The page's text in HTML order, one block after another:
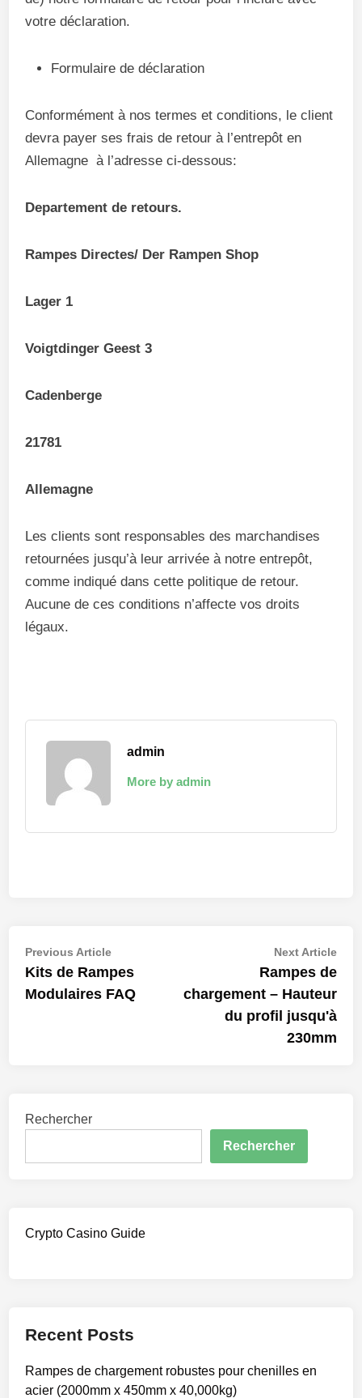
votre déclaration.
Formulaire de déclaration
Conformément à nos termes et conditions, le client
devra payer ses frais de retour à l’entrepôt en
Allemagne à l’adresse ci-dessous:
Departement de retours.
Rampes Directes/ Der Rampen Shop
Lager 1
Voigtdinger Geest 3
Cadenberge
21781
Allemagne
Les clients sont responsables des marchandises
retournées jusqu’à leur arrivée à notre entrepôt,
comme indiqué dans cette politique de retour.
Aucune de ces conditions n’affecte vos droits
légaux.
admin
More by admin
Navigation
de
l’article
Previous ArticlePrevious
article:
Kits de Rampes
Modulaires FAQ
Next ArticleNext
Rampes de
chargement – Hauteur
du profil jusqu'à
230mm
Rechercher
Rechercher
Crypto Casino Guide
Recent Posts
Rampes de chargement robustes pour chenilles en
acier (2000mm x 450mm x 40,000kg)